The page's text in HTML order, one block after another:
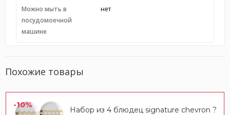
Можно мыть в
посудомоечной
машине
нет
Похожие товары
-10%
Набор из 4 блюдец signature chevron ?